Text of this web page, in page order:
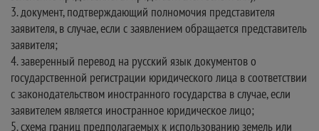
3. документ, подтверждающий полномочия представителя
заявителя, в случае, если с заявлением обращается представитель
заявителя;
4. заверенный перевод на русский язык документов о
государственной регистрации юридического лица в соответствии
с законодательством иностранного государства в случае, если
заявителем является иностранное юридическое лицо;
5. схема границ предполагаемых к использованию земель или